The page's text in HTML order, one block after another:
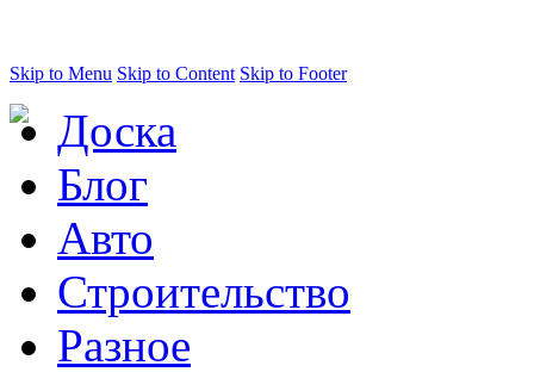
Skip to Menu Skip to Content Skip to Footer
Доска
Блог
Авто
Строительство
Разное